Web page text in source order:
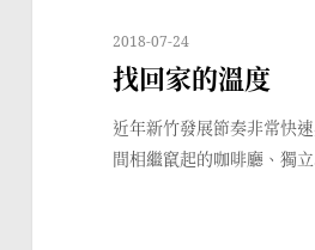
2018-07-24
找回家的溫度
近年新竹發展節奏非常快
間相繼竄起的咖啡廳、獨